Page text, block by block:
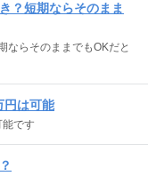
？短期ならそのまま
ならそのままでもOKだと
円は可能
です